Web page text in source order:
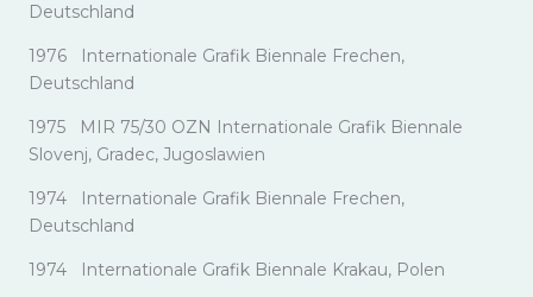
Deutschland
1976 Internationale Grafik Biennale Frechen,
Deutschland
1975 MIR 75/30 OZN Internationale Grafik Biennale
Slovenj, Gradec, Jugoslawien
1974 Internationale Grafik Biennale Frechen,
Deutschland
1974 Internationale Grafik Biennale Krakau, Polen